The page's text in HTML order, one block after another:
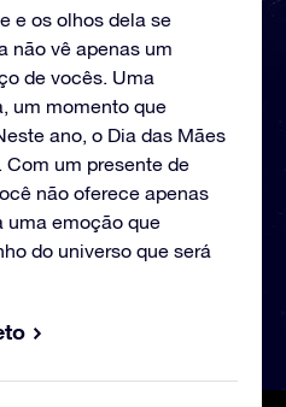
e os olhos dela se
não vê apenas um
de vocês. Uma
um momento que
ano, o Dia das Mães
Com um presente de
não oferece apenas
uma emoção que
do universo que será